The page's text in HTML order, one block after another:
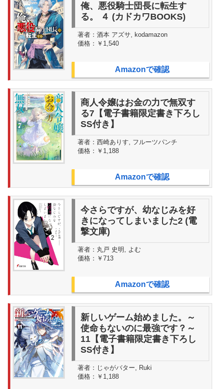
俺、悪役騎士団長に転生す
る。 ４ (カドカワBOOKS)
著者： 酒本 アズサ, kodamazon
価格： ￥1,540
Amazonで確認
商人令嬢はお金の力で無双す
る7【電子書籍限定書き下ろし
SS付き】
著者： 西崎ありす, フルーツパンチ
価格： ￥1,188
Amazonで確認
今さらですが、幼なじみを好
きになってしまいました2 (電
撃文庫)
著者： 丸戸 史明, よむ
価格： ￥713
Amazonで確認
新しいゲーム始めました。～
使命もないのに最強です？～
11【電子書籍限定書き下ろし
SS付き】
著者： じゃがバター, Ruki
価格： ￥1,188